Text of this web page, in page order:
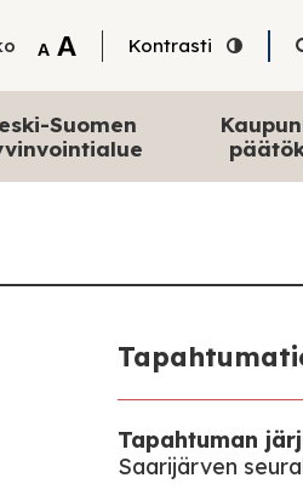
A Tekstin pienentäminen
A Tekstin suurentaminen
Kontrasti
Suomen
Tapahtuman
Saarijärven